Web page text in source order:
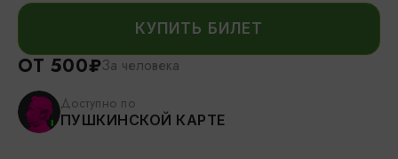
КУПИТЬ БИЛЕТ
ОТ 500₽За человека
Доступно по
ПУШКИНСКОЙ КАРТЕ